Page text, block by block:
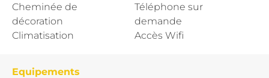
Cheminée de
décoration
Climatisation
Téléphone sur
demande
Accès Wifi
Equipements